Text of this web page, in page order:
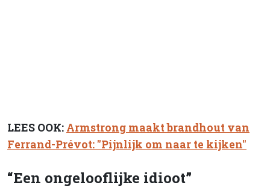
LEES OOK: Armstrong maakt brandhout van
Ferrand-Prévot: "Pijnlijk om naar te kijken"
“Een ongelooflijke idioot”